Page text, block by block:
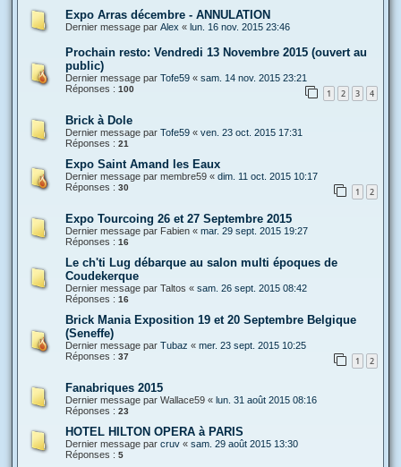
Expo Arras décembre - ANNULATION
Dernier message par Alex « lun. 16 nov. 2015 23:46
Prochain resto: Vendredi 13 Novembre 2015 (ouvert au
public)
Dernier message par Tofe59 « sam. 14 nov. 2015 23:21
Réponses : 100 1 2 3 4
Brick à Dole
Dernier message par Tofe59 « ven. 23 oct. 2015 17:31
Réponses : 21
Expo Saint Amand les Eaux
Dernier message par membre59 « dim. 11 oct. 2015 10:17
Réponses : 30 1 2
Expo Tourcoing 26 et 27 Septembre 2015
Dernier message par Fabien « mar. 29 sept. 2015 19:27
Réponses : 16
Le ch'ti Lug débarque au salon multi époques de
Coudekerque
Dernier message par Taltos « sam. 26 sept. 2015 08:42
Réponses : 16
Brick Mania Exposition 19 et 20 Septembre Belgique
(Seneffe)
Dernier message par Tubaz « mer. 23 sept. 2015 10:25
Réponses : 37 1 2
Fanabriques 2015
Dernier message par Wallace59 « lun. 31 août 2015 08:16
Réponses : 23
HOTEL HILTON OPERA à PARIS
Dernier message par cruv « sam. 29 août 2015 13:30
Réponses : 5